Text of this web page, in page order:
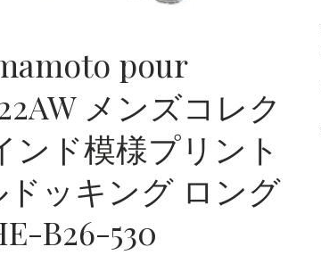
pour
メンズコレク
ンド模様プリント
ドッキング ロング
B26-530